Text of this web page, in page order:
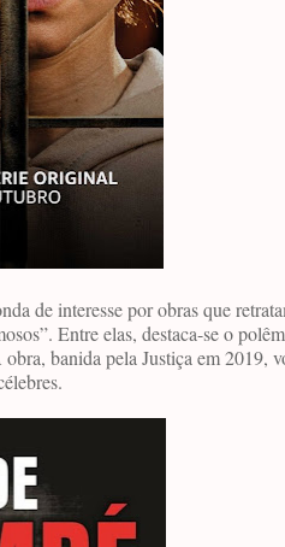
de interesse por obras que
Entre elas, destaca-se o
banida pela Justiça em 2019,